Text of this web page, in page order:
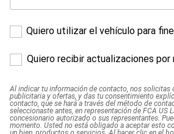
tu
*
Quiero utilizar el vehículo para
Quiero recibir actualizaciones
Al indicar tu información de contacto, nos solicitas
publicitaria y ofertas, y das tu consentimiento
contacto, que se hará a través del método de
seleccionaste antes, en representación de FCA US
concesionario autorizado o sus representantes.
momento. Usted no está obligado a aceptar esto